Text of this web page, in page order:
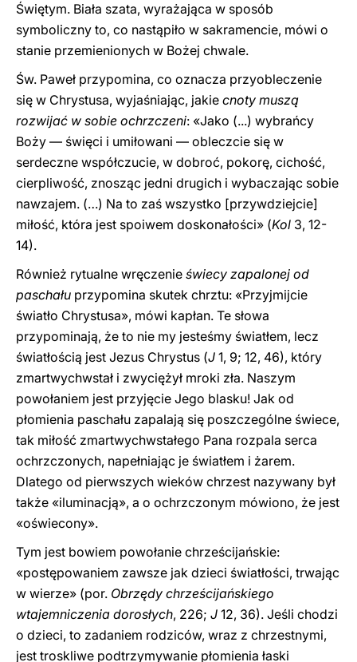
Świętym. Biała szata, wyrażająca w sposób
symboliczny to, co nastąpiło w sakramencie, mówi o
stanie przemienionych w Bożej chwale.
Św. Paweł przypomina, co oznacza przyobleczenie
się w Chrystusa, wyjaśniając, jakie cnoty muszą
rozwijać w sobie ochrzczeni: «Jako (...) wybrańcy
Boży — święci i umiłowani — obleczcie się w
serdeczne współczucie, w dobroć, pokorę, cichość,
cierpliwość, znosząc jedni drugich i wybaczając sobie
nawzajem. (…) Na to zaś wszystko [przywdziejcie]
miłość, która jest spoiwem doskonałości» (Kol 3, 12-
14).
Również rytualne wręczenie świecy zapalonej od
paschału przypomina skutek chrztu: «Przyjmijcie
światło Chrystusa», mówi kapłan. Te słowa
przypominają, że to nie my jesteśmy światłem, lecz
światłością jest Jezus Chrystus (J 1, 9; 12, 46), który
zmartwychwstał i zwyciężył mroki zła. Naszym
powołaniem jest przyjęcie Jego blasku! Jak od
płomienia paschału zapalają się poszczególne świece,
tak miłość zmartwychwstałego Pana rozpala serca
ochrzczonych, napełniając je światłem i żarem.
Dlatego od pierwszych wieków chrzest nazywany był
także «iluminacją», a o ochrzczonym mówiono, że jest
«oświecony».
Tym jest bowiem powołanie chrześcijańskie:
«postępowaniem zawsze jak dzieci światłości, trwając
w wierze» (por. Obrzędy chrześcijańskiego
wtajemniczenia dorosłych, 226; J 12, 36). Jeśli chodzi
o dzieci, to zadaniem rodziców, wraz z chrzestnymi,
jest troskliwe podtrzymywanie płomienia łaski